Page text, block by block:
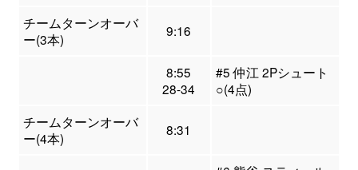
チームターンオーバ
ー(3本)
9:16
8:55
28-34
#5 仲江 2Pシュート
○(4点)
チームターンオーバ
ー(4本)
8:31